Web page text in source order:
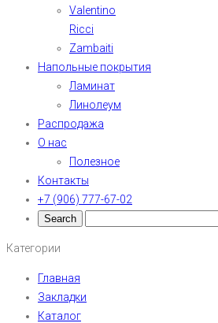
Valentino
Ricci
Zambaiti
Напольные покрытия
Ламинат
Линолеум
Распродажа
О нас
Полезное
Контакты
+7 (906) 777-67-02
Категории
Главная
Закладки
Каталог